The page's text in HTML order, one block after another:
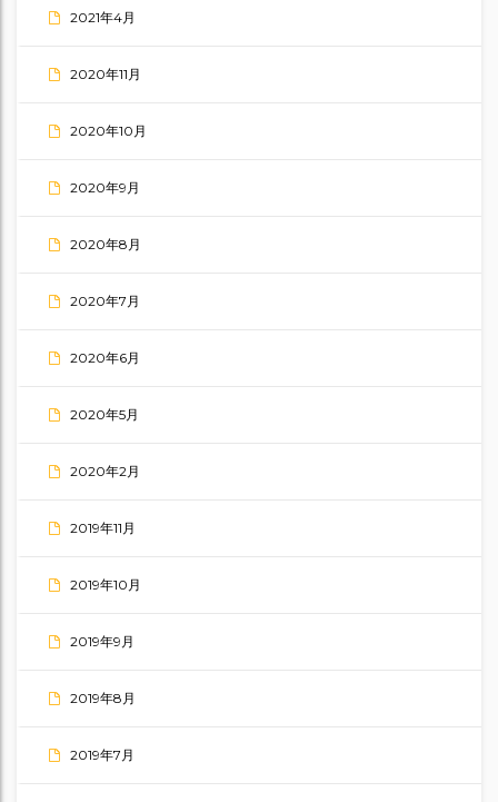
2021年4月
2020年11月
2020年10月
2020年9月
2020年8月
2020年7月
2020年6月
2020年5月
2020年2月
2019年11月
2019年10月
2019年9月
2019年8月
2019年7月